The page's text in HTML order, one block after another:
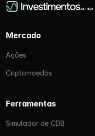
Mercado
Ações
Criptomoedas
Ferramentas
Simulador de CDB